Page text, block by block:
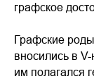
графское
Графские роды
вносились в
им полагался